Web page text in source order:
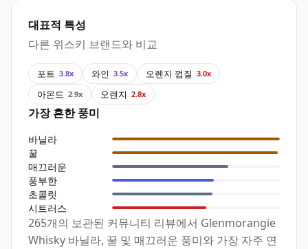
대표적 특성
다른 위스키 브랜드와 비교
포트 3.8x 와인 3.5x 오렌지 껍질 3.0x
아몬드 2.9x 오렌지 2.8x
가장 흔한 풍미
바닐라
꿀
매끄러운
풍부한
초콜릿
시트러스
265개의 보관된 커뮤니티 리뷰에서 Glenmorangie
Whisky 바닐라, 꿀 및 매끄러운 풍미와 가장 자주 연